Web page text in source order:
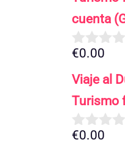
cuenta
0
e
5
€0.00
Viaje al
Turismo
0
€0.00